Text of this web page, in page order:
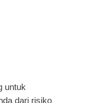
untuk
dari risiko